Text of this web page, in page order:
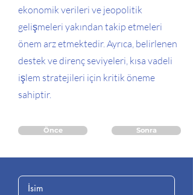
ekonomik verileri ve jeopolitik
gelişmeleri yakından takip etmeleri
önem arz etmektedir. Ayrıca, belirlenen
destek ve direnç seviyeleri, kısa vadeli
işlem stratejileri için kritik öneme
sahiptir.
Önce Sonra